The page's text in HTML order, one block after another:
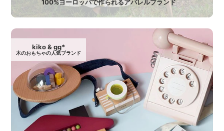
100%ヨーロッパで作られるアパレルブランド
kiko & gg*
木のおもちゃの人気ブランド